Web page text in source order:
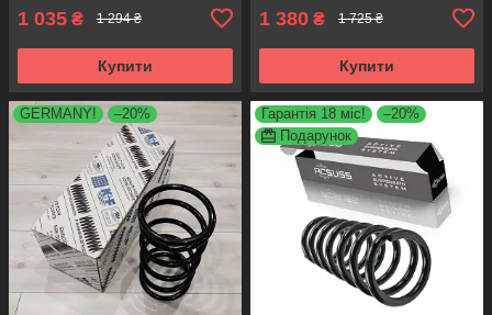
1 035 ₴ 1 294 ₴
Купити
1 380 ₴ 1 725 ₴
Купити
GERMANY! –20% Гарантія 18 міс!
–20%
Подарунок